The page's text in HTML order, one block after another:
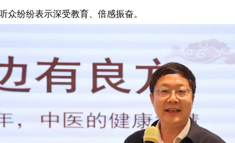
众纷纷表示深受教育、倍感振奋。